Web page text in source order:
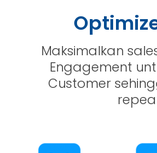
Maksimalkan
Engagement
Customer